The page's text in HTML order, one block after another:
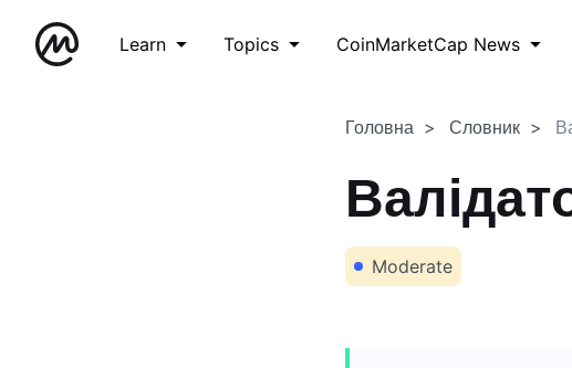
Learn Topics CoinMarketCap News
Головна Словник
Moderate